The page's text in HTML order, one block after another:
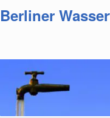
primären
Berliner